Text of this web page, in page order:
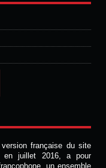
version française du site
en juillet 2016, a pour
un ensemble